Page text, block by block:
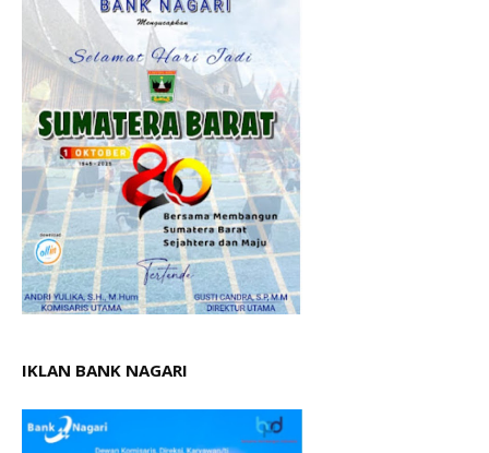
IKLAN BANK NAGARI